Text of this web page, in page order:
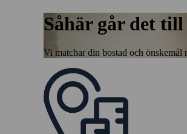
Såhär går det till
Vi matchar din bostad och önskemål